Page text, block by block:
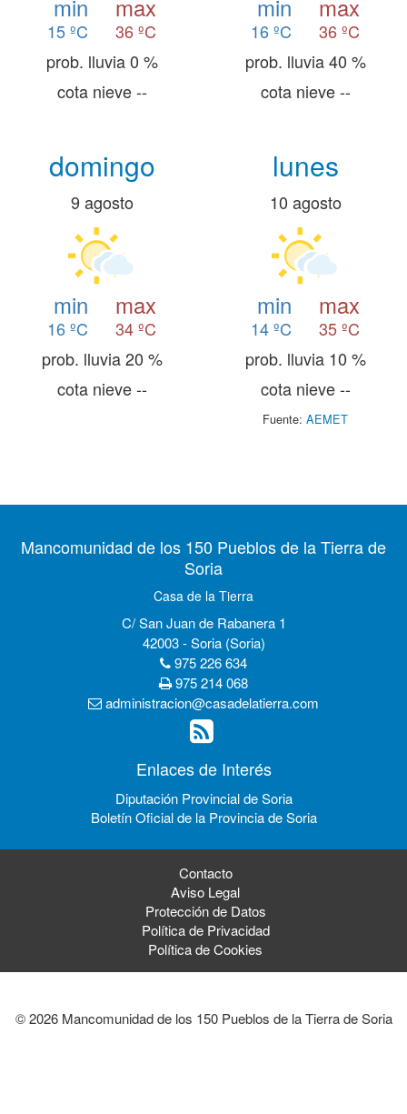
min
15 ºC
max
36 ºC
prob. lluvia 0 %
cota nieve --
min
16 ºC
max
36 ºC
prob. lluvia 40 %
cota nieve --
domingo
9 agosto
min
16 ºC
max
34 ºC
prob. lluvia 20 %
cota nieve --
lunes
10 agosto
min
14 ºC
max
35 ºC
prob. lluvia 10 %
cota nieve --
Fuente: AEMET
Mancomunidad de los 150 Pueblos de la Tierra de
Soria
Casa de la Tierra
C/ San Juan de Rabanera 1
42003 - Soria (Soria)
975 226 634
975 214 068
administracion@casadelatierra.com
Enlaces de Interés
Diputación Provincial de Soria
Boletín Oficial de la Provincia de Soria
Contacto
Aviso Legal
Protección de Datos
Política de Privacidad
Política de Cookies
© 2026 Mancomunidad de los 150 Pueblos de la Tierra de Soria